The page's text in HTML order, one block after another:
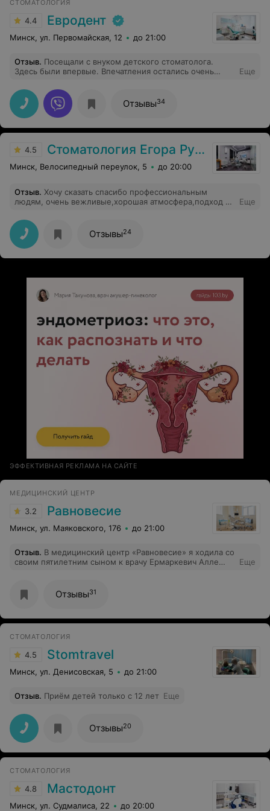
СТОМАТОЛОГИЯ
4.4 Евродент
Минск, ул. Первомайская, 12 до 21:00
Отзыв. Посещали с внуком детского стоматолога.
Здесь были впервые. Впечатления остались очень
администратора Татьяну Зензину. Ребенок очень
боялся лечить зубы, но она как хороший детский
психолог побеседовала и с ним. И он поборов свой
страх и с настроением пошел к врачу. Радует что
отношение к лиентам и уровень обслуживания
Еще
Отзывы34
4.5 Стоматология Егора Рузова
Минск, Велосипедный переулок, 5 до 20:00
Отзыв. Хочу сказать спасибо профессиональным
людям, очень вежливые,хорошая атмосфера,подход к
на зубы,спустя время снова обращались,даже денег не
взяли за повторное обращение!!!
Еще
Отзывы24
ЭФФЕКТИВНАЯ РЕКЛАМА НА САЙТЕ
МЕДИЦИНСКИЙ ЦЕНТР
3.2 Равновесие
Минск, ул. Маяковского, 176 до 21:00
Отзыв. В медицинский центр «Равновесие» я ходила со
своим пятилетним сыном к врачу Ермаркевич Алле
Врач абсолютно не умеет находить подход к детям, я
даже не понимаю как к ней их записывают, наверное,
доктора, а просто: «Открывай рот сейчас укол тебе
Через два дня я записалась в другую клинику и
осталась очень довольна. Ребёнку полечили зуб и что
самое интересное без уколов ( обезболивающее),
которое так хотела вколоть доктор в «Равновесие».
Еще
Отзывы31
СТОМАТОЛОГИЯ
4.5 Stomtravel
Минск, ул. Денисовская, 5 до 21:00
Отзыв. Приём детей только с 12 лет Еще
Отзывы20
СТОМАТОЛОГИЯ
4.8 Мастодонт
Минск, ул. Судмалиса, 22 до 20:00